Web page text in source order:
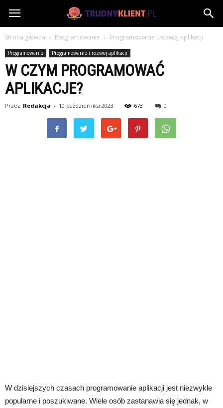
TrudnyKlient.pl
Strona główna Programowanie Programowanie i rozwoj aplikacji
Programowanie Programowanie i rozwoj aplikacji
W CZYM PROGRAMOWAĆ
APLIKACJE?
Przez Redakcja - 10 października 2023 673 0
W dzisiejszych czasach programowanie aplikacji jest niezwykle
popularne i poszukiwane. Wiele osób zastanawia się jednak, w